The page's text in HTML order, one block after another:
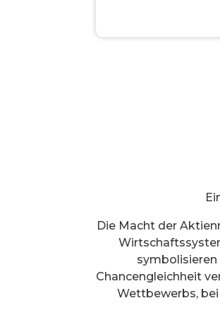
Die Macht der
Chancengleichheit
Wettbewerbs,